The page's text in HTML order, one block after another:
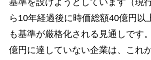
ら10年経過後に時価総額40億円以
も基準が厳格化される見通しです
億円に達していない企業は、これ